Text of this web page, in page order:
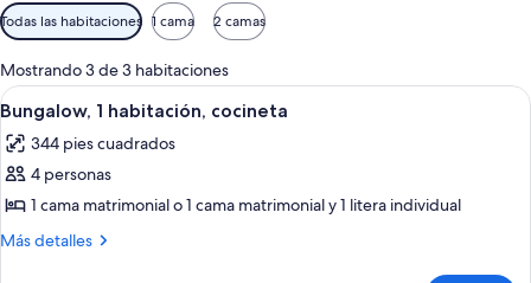
Filtros
disponibles
para
las
habitaciones
Todas las habitaciones 1 cama 2 camas
Mostrando 3 de 3 habitaciones
Abrir
todas
las
fotos
de
Bungalow,
Un dormitorio con cama, mesitas de
11
Bungalow, 1 habitación, cocineta
344 pies cuadrados
4 personas
1 cama matrimonial o 1 cama matrimonial y 1 litera individual
Más detalles
Más